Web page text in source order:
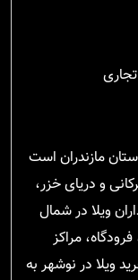
مازندران است
و دریای خزر،
ویلا در شمال
مراکز
ویلا در نوشهر به